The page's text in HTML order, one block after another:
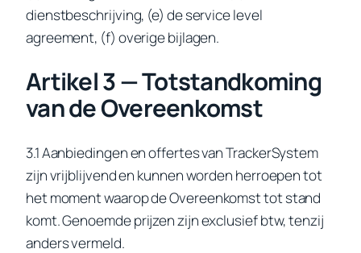
dienstbeschrijving, (e) de service level
agreement, (f) overige bijlagen.
Artikel 3 — Totstandkoming
van de Overeenkomst
3.1 Aanbiedingen en offertes van TrackerSystem
zijn vrijblijvend en kunnen worden herroepen tot
het moment waarop de Overeenkomst tot stand
komt. Genoemde prijzen zijn exclusief btw, tenzij
anders vermeld.